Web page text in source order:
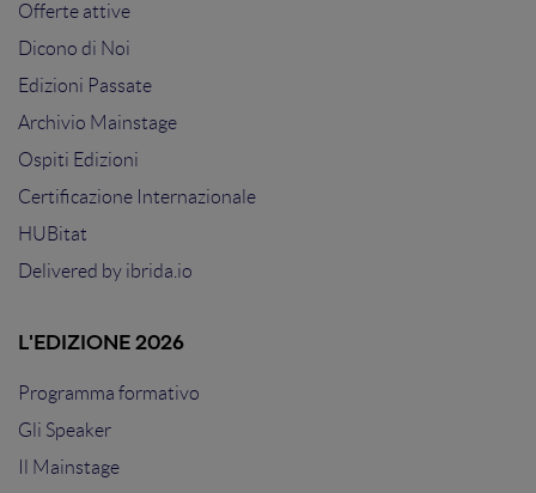
Offerte attive
Dicono di Noi
Edizioni Passate
Archivio Mainstage
Ospiti Edizioni
Certificazione Internazionale
HUBitat
Delivered by ibrida.io
L'EDIZIONE 2026
Programma formativo
Gli Speaker
Il Mainstage